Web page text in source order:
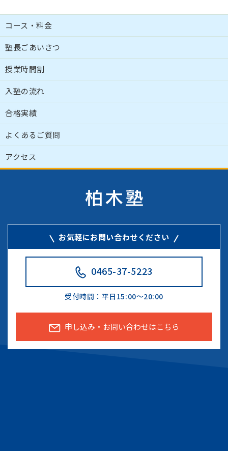
コース・料金
塾長ごあいさつ
授業時間割
入塾の流れ
合格実績
よくあるご質問
アクセス
お気軽にお問い合わせください
0465-37-5223
受付時間： 平日15:00～20:00
申し込み・お問い合わせはこちら